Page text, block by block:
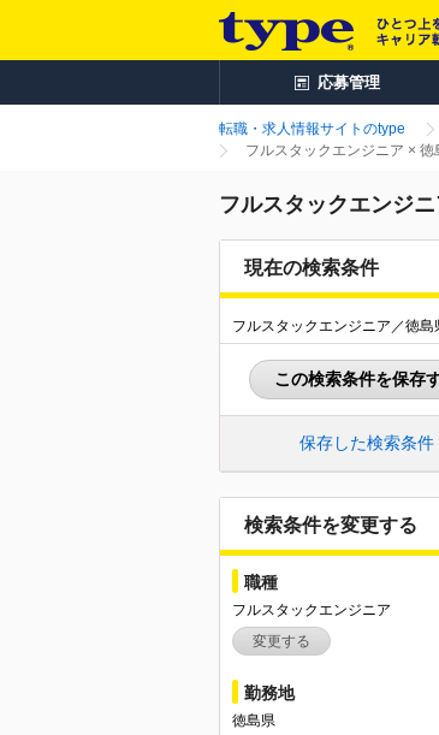
応募管理
転職・求人情報サイトのtype
フルスタックエンジニア ×
フルスタックエンジ
現在の検索条件
フルスタックエンジニア／徳島
この検索条件を保存
保存した検索条件
検索条件を変更する
職種
フルスタックエンジニア
変更する
勤務地
徳島県